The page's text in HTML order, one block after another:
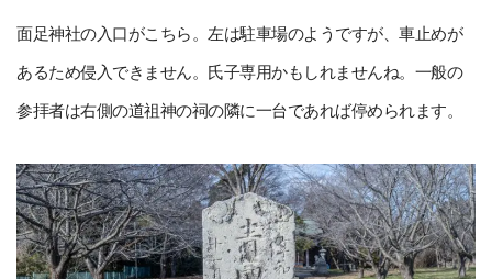
面足神社の入口がこちら。左は駐車場のようですが、車止めが
あるため侵入できません。氏子専用かもしれませんね。一般の
参拝者は右側の道祖神の祠の隣に一台であれば停められます。